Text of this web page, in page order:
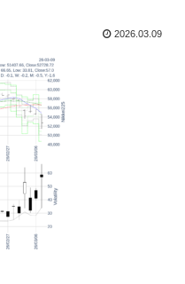
2026.03.09